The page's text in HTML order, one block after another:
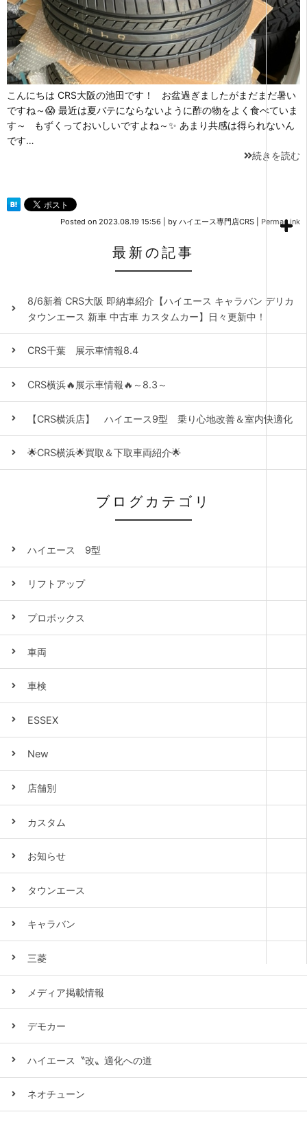
こんにちは CRS大阪の池田です！ お盆過ぎましたがまだまだ暑い
ですね～😱 最近は夏バテにならないように酢の物をよく食べていま
す～ もずくっておいしいですよね～✨ あまり共感は得られないん
です…
続きを読む
Posted on 2023.08.19 15:56 by ハイエース専門店CRS Perma Link
最新の記事
8/6新着 CRS大阪 即納車紹介【ハイエース キャラバン デリカ
タウンエース 新車 中古車 カスタムカー】日々更新中！
CRS千葉 展示車情報8.4
CRS横浜🔥展示車情報🔥～8.3～
【CRS横浜店】 ハイエース9型 乗り心地改善＆室内快適化
🌟CRS横浜🌟買取＆下取車両紹介🌟
ブログカテゴリ
ハイエース 9型
リフトアップ
プロボックス
車両
車検
ESSEX
New
店舗別
カスタム
お知らせ
タウンエース
キャラバン
三菱
メディア掲載情報
デモカー
ハイエース〝改〟適化への道
ネオチューン